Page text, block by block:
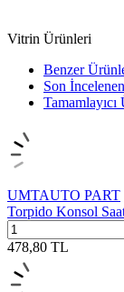
Vitrin Ürünleri
Benzer
Son
UMTAUTO PART
Torpido Konsol
478,80 TL